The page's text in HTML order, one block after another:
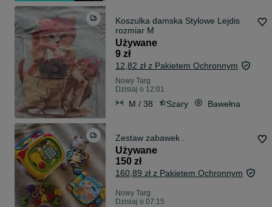
Koszulka damska Stylowe Lejdis
rozmiar M
Używane
9 zł
12,82 zł z Pakietem Ochronnym
Nowy Targ
Dzisiaj o 12:01
M / 38 Szary Bawełna
Zestaw zabawek .
Używane
150 zł
160,89 zł z Pakietem Ochronnym
Nowy Targ
Dzisiaj o 07:15